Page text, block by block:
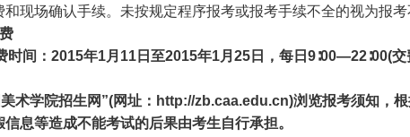
现场确认手续。未按规定程序报考或报考手续不全的视为报
时间： 2015年1月 11 日至2015年1月 25 日，每日 9∶00—22∶00(交
术学院招生网 ”(网址： http://zb.caa.edu.cn)浏览报考须知，
息等造成不能考试的后果由考生自行承担。